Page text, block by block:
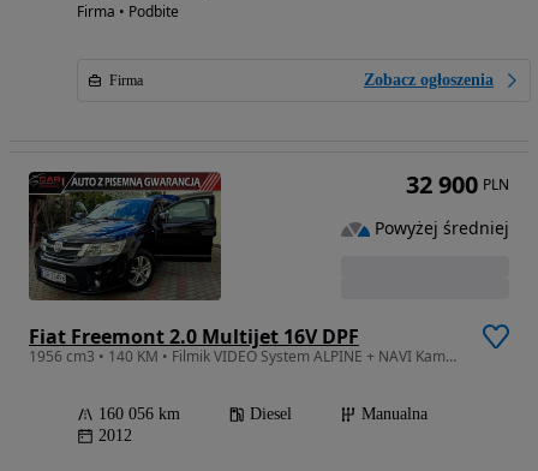
Firma • Podbite
Firma Zobacz ogłoszenia
Fiat Freemont 2.0 Multijet 16V DPF
1956 cm3 • 140 KM • Filmik VIDEO System ALPINE + NAVI Kamera Zadbany
160 056 km Diesel
Manualna
2012
32 900 PLN
Powyżej średniej